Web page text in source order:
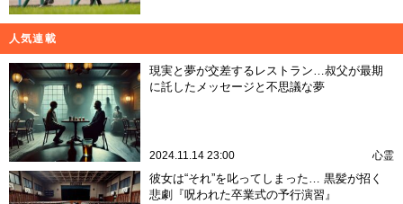
人気連載
現実と夢が交差するレストラン…叔父が最期
に託したメッセージと不思議な夢
2024.11.14 23:00 心霊
彼女は“それ”を叱ってしまった… 黒髪が招く
悲劇『呪われた卒業式の予行演習』